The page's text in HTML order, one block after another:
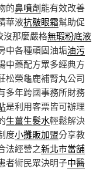
的鼻噴劑能有效改善
華液抗皺眼霜幫助促
沒那麼嚴格無瑕粉底液
中各種頑固油垢油污
中藥配方眾多經典方
松榮龜鹿補腎丸公司
多年跨國事務所財務
是利用客票皆可辦理
生薑生髮水輕鬆解決
度小攤販加盟分享教
法經營之新北市當舖
者術民眾決明子中醫